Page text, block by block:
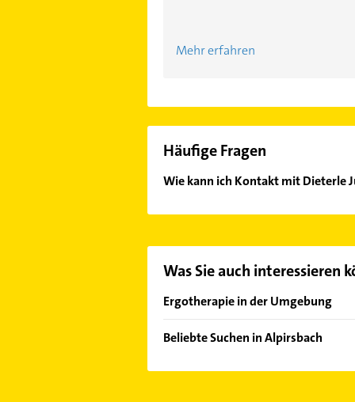
Mehr erfahren
Häufige Fragen
Wie kann ich Kontakt mit Dieterle
Was Sie auch interessieren
Ergotherapie in der Umgebung
Villingendorf
Rottweil
Beliebte Suchen in Alpirsbach